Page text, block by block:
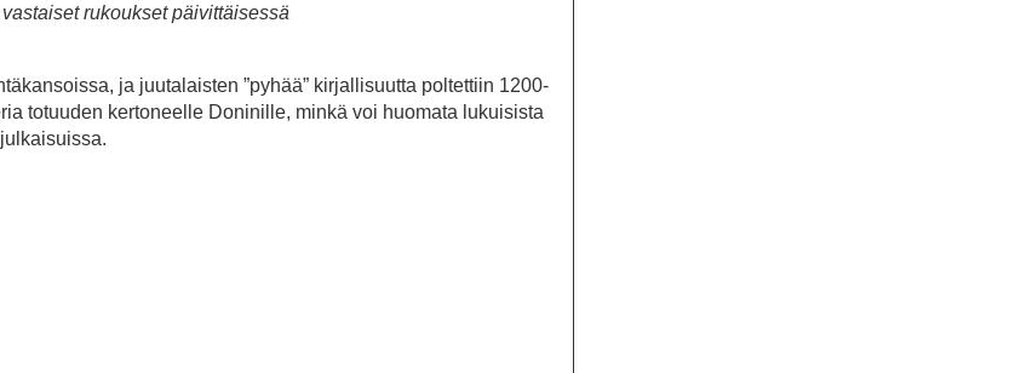
rukoukset päivittäisessä
ja juutalaisten ”pyhää” kirjallisuutta poltettiin 1200-
totuuden kertoneelle Doninille, minkä voi huomata lukuisista